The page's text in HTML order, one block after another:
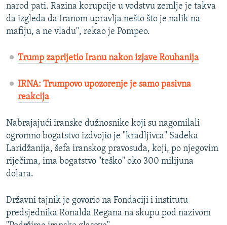
narod pati. Razina korupcije u vodstvu zemlje je takva
da izgleda da Iranom upravlja nešto što je nalik na
mafiju, a ne vladu", rekao je Pompeo.
Trump zaprijetio Iranu nakon izjave Rouhanija
IRNA: Trumpovo upozorenje je samo pasivna
reakcija
Nabrajajući iranske dužnosnike koji su nagomilali
ogromno bogatstvo izdvojio je "kradljivca" Sadeka
Laridžanija, šefa iranskog pravosuđa, koji, po njegovim
riječima, ima bogatstvo "teško" oko 300 milijuna
dolara.
Državni tajnik je govorio na Fondaciji i institutu
predsjednika Ronalda Regana na skupu pod nazivom